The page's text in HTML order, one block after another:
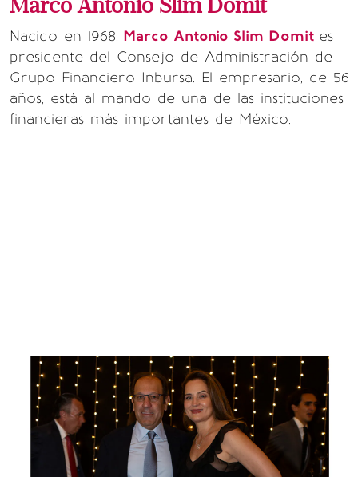
Marco Antonio Slim Domit
Nacido en 1968, Marco Antonio Slim Domit es
presidente del Consejo de Administración de
Grupo Financiero Inbursa. El empresario, de 56
años, está al mando de una de las instituciones
financieras más importantes de México.